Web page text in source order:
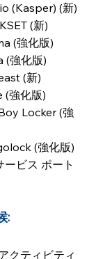
(Kasper) (新)
(新)
(強化版)
(強化版)
(新)
(強化版)
Locker (強
(強化版)
ビス ポート
:
クティビティ